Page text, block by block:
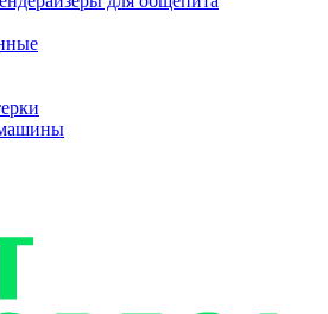
машины